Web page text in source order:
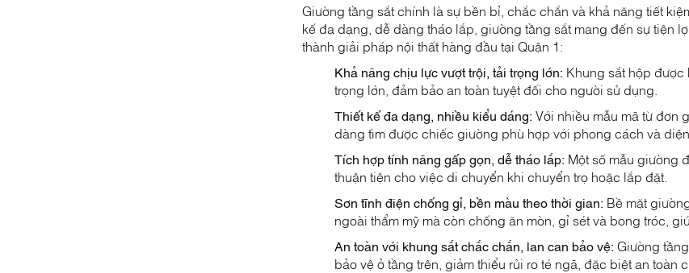
Giường tầng sắt chính là sự bền bỉ, chắc chắn và khả năng tiết
kế đa dạng, dễ dàng tháo lắp, giường tầng sắt mang đến sự tiện
thành giải pháp nội thất hàng đầu tại Quận 1:
Khả năng chịu lực vượt trội, tải trọng lớn: Khung sắt hộp
trọng lớn, đảm bảo an toàn tuyệt đối cho người sử dụng.
Thiết kế đa dạng, nhiều kiểu dáng: Với nhiều mẫu mã từ đơn
dàng tìm được chiếc giường phù hợp với phong cách và
Tích hợp tính năng gấp gọn, dễ tháo lắp: Một số mẫu giường
thuận tiện cho việc di chuyển khi chuyển trọ hoặc lắp đặt.
Sơn tĩnh điện chống gỉ, bền màu theo thời gian: Bề mặt
ngoài thẩm mỹ mà còn chống ăn mòn, gỉ sét và bong tróc,
An toàn với khung sắt chắc chắn, lan can bảo vệ: Giường
bảo vệ ở tầng trên, giảm thiểu rủi ro té ngã, đặc biệt an toàn